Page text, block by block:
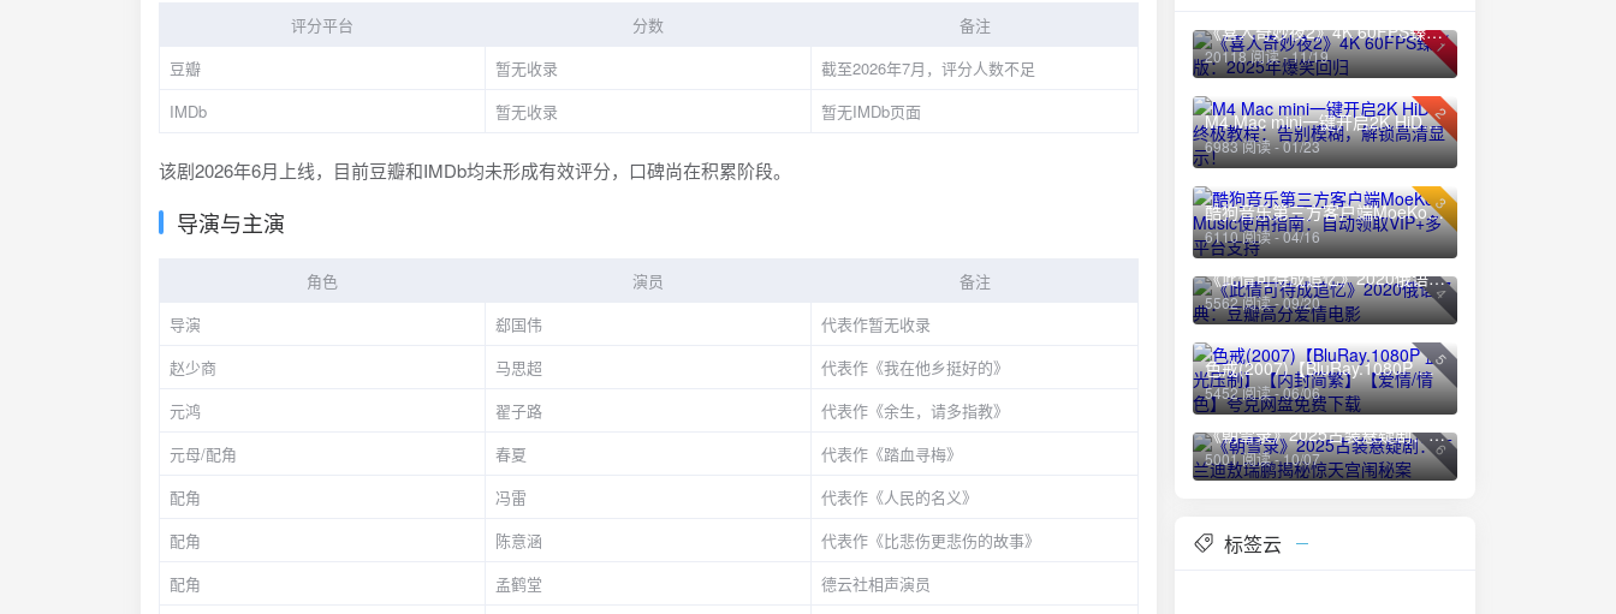
评分平台 分数
备注
豆瓣
暂无收录
截至2026年7月，评分人数不足
IMDb
暂无收录 暂无IMDb页面
该剧2026年6月上线，目前豆瓣和IMDb均未形成有效评分，口碑尚在积累阶段。
导演与主演
角色 演员
备注
导演
郄国伟
代表作暂无收录
赵少商
马思超
代表作《我在他乡挺好的》
元鸿
翟子路
代表作《余生，请多指教》
元母/配角
春夏
代表作《踏血寻梅》
配角
冯雷
代表作《人民的名义》
配角
陈意涵
代表作《比悲伤更悲伤的故事》
配角
孟鹤堂
德云社相声演员
1
《喜人奇妙夜2》4K 60FPS臻彩版：2025年爆笑回归
20118 阅读 - 11/19
2
M4 Mac mini一键开启2K HiDPI终极教程：告别模糊，解锁高清显示！
6983 阅读 - 01/23
3
酷狗音乐第三方客户端MoeKoe Music使用指南：自动领取VIP+多平台支持
6110 阅读 - 04/16
4
《此情可待成追忆》2020俄语经典：豆瓣高分爱情电影
5562 阅读 - 09/20
5
色戒(2007)【BluRay.1080P 蓝光压制】【内封简繁】【爱情/情色】夸克网盘免费下载
5452 阅读 - 06/06
6
《朝雪录》2025古装悬疑剧：李兰迪敖瑞鹏揭秘惊天宫闱秘案
5001 阅读 - 10/07
标签云